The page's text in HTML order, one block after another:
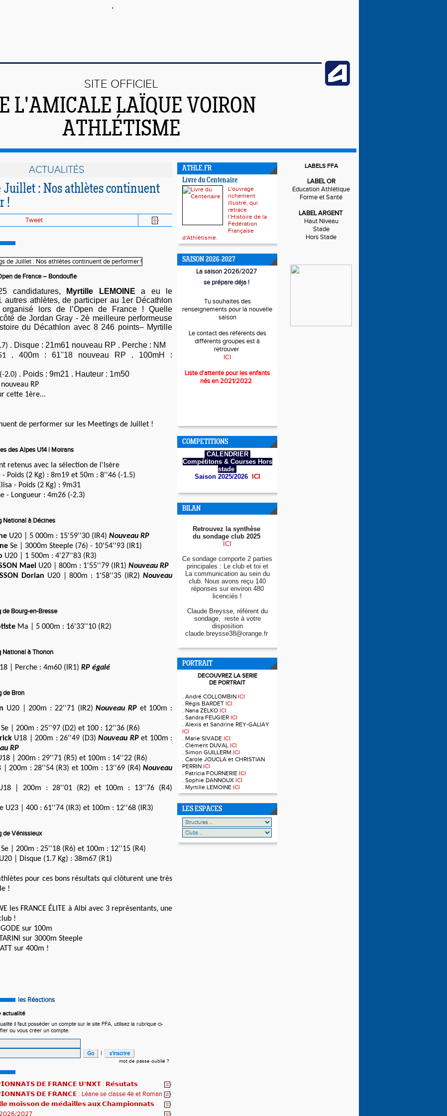
SITE OFFICIEL
L'AMICALE LAÏQUE VOIRON
ATHLÉTISME
ACTUALITÉS
Juillet : Nos athlètes continuent
!
Tweet
de France – Bondoufle
candidatures, Myrtille LEMOINE a eu le
autres athlètes, de participer au 1er Décathlon
organisé lors de l’Open de France ! Quelle
de Jordan Gray - 2è meilleure performeuse
du Décathlon avec 8 246 points– Myrtille
. Disque : 21m61 nouveau RP . Perche : NM
. 400m : 61''18 nouveau RP . 100mH :
2.0) . Poids : 9m21 . Hauteur : 1m50
RP
cette 1ère...
de performer sur les Meetings de Juillet !
des Alpes U14 | Moirans
retenus avec la sélection de l'Isère
- Poids (2 Kg) : 8m19 et 50m : 8''46 (-1.5)
- Poids (2 Kg) : 9m31
- Longueur : 4m26 (-2.3)
National à Décines
U20 | 5 000m : 15'59''30 (IR4) Nouveau RP
Se | 3000m Steeple (76) - 10'54''93 (IR1)
U20 | 1 500m : 4'27''83 (R3)
Mael U20 | 800m : 1'55''79 (IR1) Nouveau RP
Dorian U20 | 800m : 1'58''35 (IR2)Nouveau
Bourg-en-Bresse
Ma | 5 000m : 16'33''10 (R2)
à Thonon
| Perche : 4m60 (IR1) RP égalé
de Bron
U20 | 200m : 22''71 (IR2)Nouveau RPet 100m :
Se | 200m : 25''97 (D2) et 100 : 12''36 (R6)
U18 | 200m : 26''49 (D3) Nouveau RP et 100m :
RP
| 200m : 29''71 (R5) et 100m : 14''22 (R6)
| 200m : 28''54 (R3) et 100m : 13''69 (R4)Nouveau
| 200m : 28''01 (R2) et 100m : 13''76 (R4)
U23 | 400 : 61''74 (IR3) et 100m : 12''68 (IR3)
de Vénissieux
Se | 200m : 25''18 (R6) et 100m : 12''15 (R4)
U20 | Disque (1.7 Kg) : 38m67 (R1)
pour ces bons résultats qui clôturent une très
!
les FRANCE ÉLITE à Albi avec 3 représentants, une
!
sur 100m
sur 3000m Steeple
sur 400m !
les Réactions
actualité
il faut posséder un compte sur le site FFA, utilisez la rubrique ci-
ou vous créer un compte.
|
mot de passe oublié ?
𝗗𝗘 𝗙𝗥𝗔𝗡𝗖𝗘 𝗨*𝗡𝗫𝗧 : 𝗥𝗲́𝘀𝘂𝘁𝗮𝘁𝘀
!
𝗗𝗘 𝗙𝗥𝗔𝗡𝗖𝗘 : Léane se classe 4è et Roman
𝗺𝗼𝗶𝘀𝘀𝗼𝗻 𝗱𝗲 𝗺𝗲́𝗱𝗮𝗶𝗹𝗹𝗲𝘀 𝗮𝘂𝘅 𝗖𝗵𝗮𝗺𝗽𝗶𝗼𝗻𝗻𝗮𝘁𝘀
2027
ATHLE.FR
Livre du Centenaire
L'ouvrage
richement
illustré, qui
retrace
l’Histoire de la
Fédération
Française
d'Athlétisme.
SAISON 2026-2027
La saison 2026/2027
se prépare déja !
Tu souhaites des
renseignements pour la nouvelle
saison
Le contact des référents des
différents groupes est à
retrouver
ICI
Liste d'attente pour les enfants
nés en 2021/2022
COMPETITIONS
CALENDRIER
Compétitons & Courses Hors
stade
Saison 2025/2026
ICI
BILAN
Retrouvez la synthèse
du sondage club 2025
ICI
Ce sondage comporte 2 parties
principales : Le club et toi et
La communication au sein du
club. Nous avons reçu 140
réponses sur environ 480
licenciés !
Claude Breysse, réfèrent du
sondage, reste à votre
disposition
claude.breysse38@orange.fr
PORTRAIT
DECOUVREZ LA SERIE
DE PORTRAIT
. André COLLOMBIN ICI
. Régis BARDET ICI
. Nana ZELKO ICI
. Sandra FEUGIER ICI
. Alexis et Sandrine REY-GALIAY
ICI
. Marie SIVADE ICI
. Clément DUVAL ICI
. Simon GUILLERM ICI
. Carole JOUCLA et CHRISTIAN
PERRIN ICI
. Patricia FOURNERIE ICI
. Sophie DANNOUX ICI
. Myrtille LEMOINE ICI
LES ESPACES
LABELS FFA
LABEL OR
Education Athlétique
Forme et Santé
LABEL ARGENT
Haut Niveau
Stade
Hors Stade